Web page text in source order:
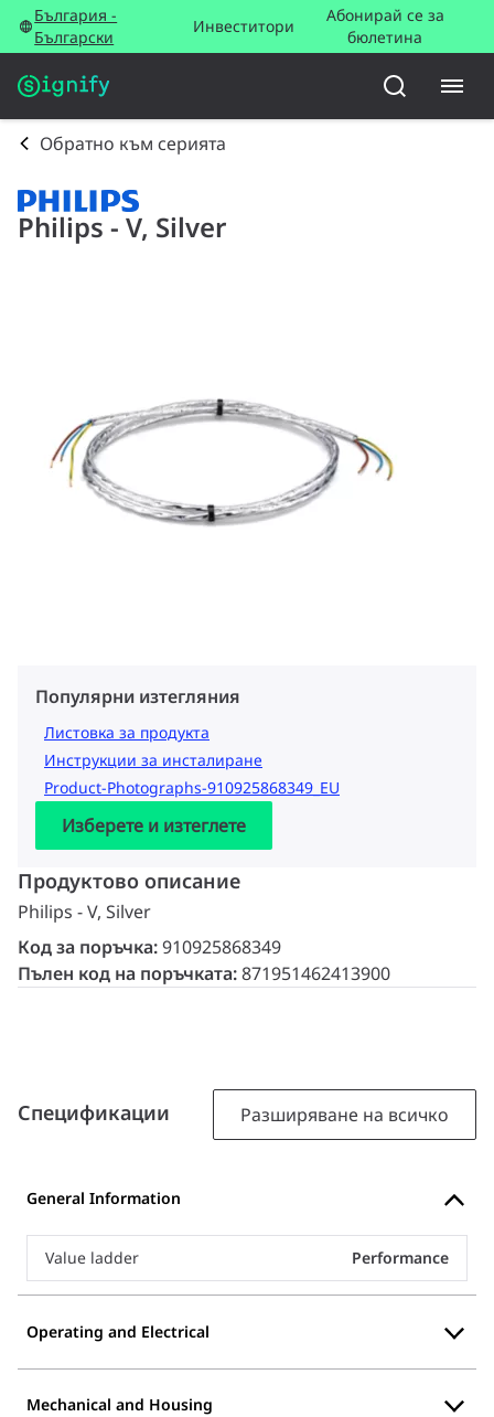
България -
Български
Инвеститори
Абонирай се за
бюлетина
Обратно към серията
Philips - V, Silver
Популярни изтегляния
Листовка за продукта
Инструкции за инсталиране
Product-Photographs-910925868349_EU
Изберете и изтеглете
Продуктово описание
Philips - V, Silver
Код за поръчка:910925868349
Пълен код на поръчката:871951462413900
Спецификации Разширяване на всичко
General Information
Value ladder Performance
Operating and Electrical
Mechanical and Housing